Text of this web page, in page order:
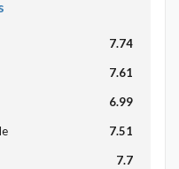
7.74
7.61
6.99
7.51
7.7